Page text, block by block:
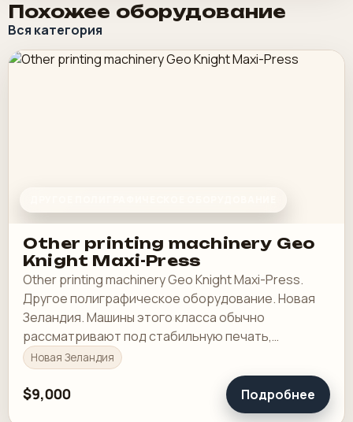
Похожее оборудование
Вся категория
Other printing machinery Geo
Knight Maxi-Press
Other printing machinery Geo Knight Maxi-Press.
Другое полиграфическое оборудование. Новая
Зеландия. Машины этого класса обычно
рассматривают под стабильную печать,
понятную приладку и рабочую загрузку в смене.
Новая Зеландия
$9,000 Подробнее